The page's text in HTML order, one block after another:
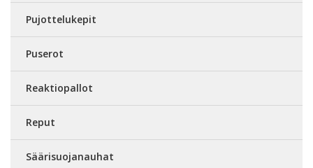
Pujottelukepit
Puserot
Reaktiopallot
Reput
Säärisuojanauhat